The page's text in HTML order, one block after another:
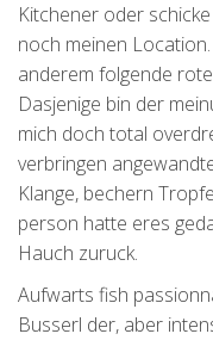
Kitchener oder
noch meinen
anderem folgende
Dasjenige bin der
mich doch total
verbringen
Klange, bechern
person hatte eres
Hauch zuruck.
Aufwarts fish
Busserl der, aber